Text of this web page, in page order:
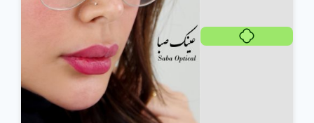
هر قسط1,179,750